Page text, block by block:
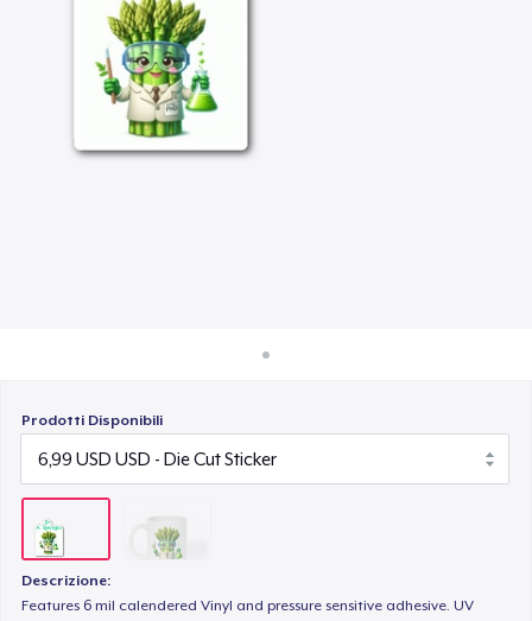
Vendi qualsiasi cosa
Prodotti Disponibili
Descrizione:
Features 6 mil calendered Vinyl and pressure sensitive adhesive. UV